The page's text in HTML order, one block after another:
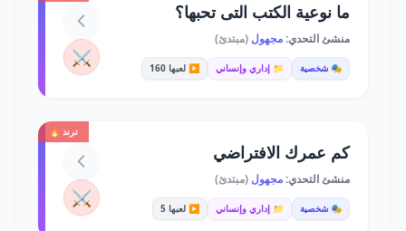
ما نوعية الكتب التى تحبها؟
منشئ التحدي:مجهول (مبتدئ)
🎭 شخصية 📁 إداري وإنساني ▶️ لعبها 160 ⚔️
ترند 🔥
كم عمرك الافتراضي
منشئ التحدي:مجهول (مبتدئ)
🎭 شخصية 📁 إداري وإنساني ▶️ لعبها 5 ⚔️